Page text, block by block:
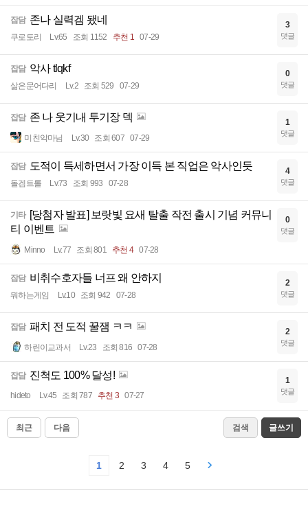
잡담 존나 실력겜 됐네
쿠로토리 Lv.65 조회 1152 추천 1 07-29
3
댓글
잡담 악사 tlqkf
삶은문어다리 Lv.2 조회 529 07-29
0
댓글
잡담 존 나 웃기내 투기장 덱
미친악마님 Lv.30 조회 607 07-29
1
댓글
잡담 도적이 득세하면서 가장 이득 본 직업은 악사인듯
돌겜트롤 Lv.73 조회 993 07-28
4
댓글
기타 [당첨자 발표] 보랏빛 요새 탈출 작전 출시 기념 커뮤니
티 이벤트
Minno Lv.77 조회 801 추천 4 07-28
0
댓글
잡담 비취수호자들 너프 왜 안하지
뭐하는게임 Lv.10 조회 942 07-28
2
댓글
잡담 패치 전 도적 꿀잼 ㅋㅋ
하린이교과서 Lv.23 조회 816 07-28
2
댓글
잡담 진척도 100% 달성!
hideto Lv.45 조회 787 추천 3 07-27
1
댓글
최근 다음 검색 글쓰기
1 2 3 4 5